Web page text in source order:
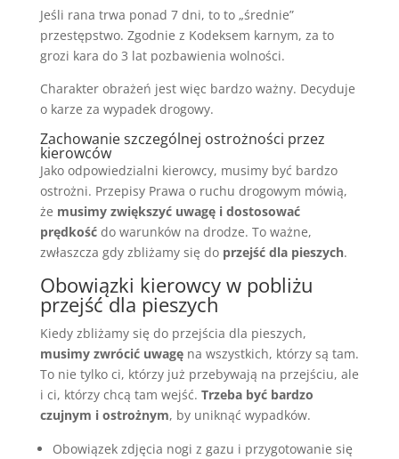
Jeśli rana trwa ponad 7 dni, to to „średnie”
przestępstwo. Zgodnie z Kodeksem karnym, za to
grozi kara do 3 lat pozbawienia wolności.
Charakter obrażeń jest więc bardzo ważny. Decyduje
o karze za wypadek drogowy.
Zachowanie szczególnej ostrożności przez
kierowców
Jako odpowiedzialni kierowcy, musimy być bardzo
ostrożni. Przepisy Prawa o ruchu drogowym mówią,
że musimy zwiększyć uwagę i dostosować
prędkośćdo warunków na drodze. To ważne,
zwłaszcza gdy zbliżamy się do przejść dla pieszych.
Obowiązki kierowcy w pobliżu
przejść dla pieszych
Kiedy zbliżamy się do przejścia dla pieszych,
musimy zwrócić uwagęna wszystkich, którzy są tam.
To nie tylko ci, którzy już przebywają na przejściu, ale
i ci, którzy chcą tam wejść. Trzeba być bardzo
czujnym i ostrożnym, by uniknąć wypadków.
Obowiązek zdjęcia nogi z gazu i przygotowanie się